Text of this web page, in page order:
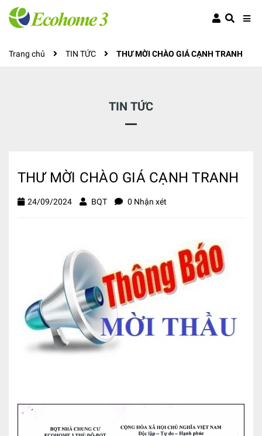
Trang chủ TIN TỨC THƯ MỜI CHÀO GIÁ CẠNH TRANH
TIN TỨC
THƯ MỜI CHÀO GIÁ CẠNH TRANH
24/09/2024 BQT 0 Nhận xét